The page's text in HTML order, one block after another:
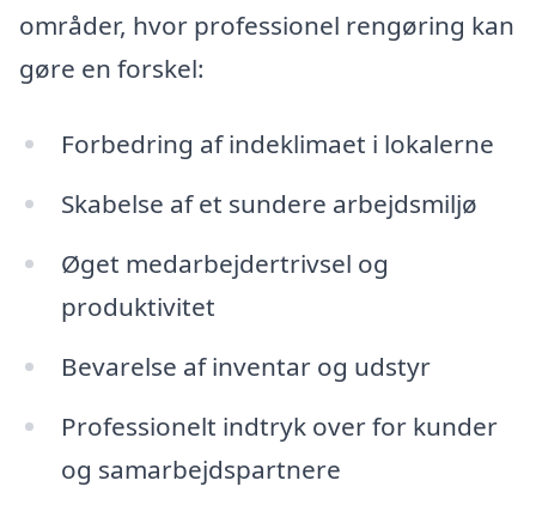
områder, hvor professionel rengøring kan
gøre en forskel:
Forbedring af indeklimaet i lokalerne
Skabelse af et sundere arbejdsmiljø
Øget medarbejdertrivsel og
produktivitet
Bevarelse af inventar og udstyr
Professionelt indtryk over for kunder
og samarbejdspartnere